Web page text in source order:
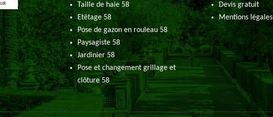
Taille de haie 58
Etêtage 58
Pose de gazon en rouleau 58
Paysagiste 58
Jardinier 58
Pose et changement grillage et
clôture 58
Devis gratuit
Mentions légales